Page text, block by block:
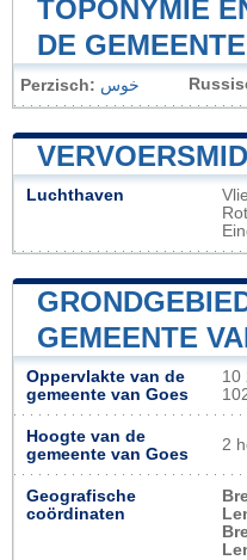
TOPONYMIE
DE
Perzisch: خوس
Luchthaven
GEMEENTE
Oppervlakte van de
gemeente van Goes
10
Hoogte van de
gemeente van Goes
2
Geografische
coördinaten